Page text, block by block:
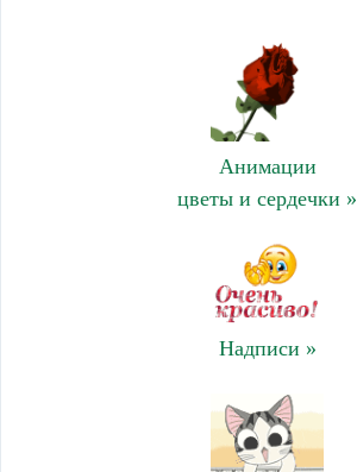
Анимации
цветы и сердечки »
Надписи »